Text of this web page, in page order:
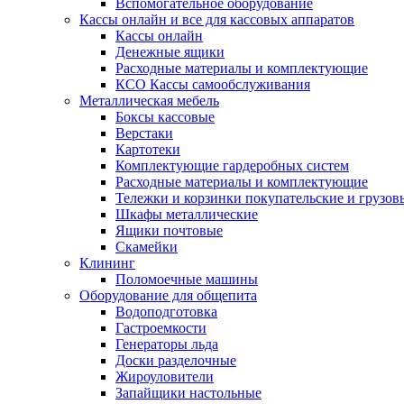
Вспомогательное оборудование
Кассы онлайн и все для кассовых аппаратов
Кассы онлайн
Денежные ящики
Расходные материалы и комплектующие
КСО Кассы самообслуживания
Металлическая мебель
Боксы кассовые
Верстаки
Картотеки
Комплектующие гардеробных систем
Расходные материалы и комплектующие
Тележки и корзинки покупательские и
Шкафы металлические
Ящики почтовые
Скамейки
Клининг
Поломоечные машины
Оборудование для общепита
Водоподготовка
Гастроемкости
Генераторы льда
Доски разделочные
Жироуловители
Запайщики настольные